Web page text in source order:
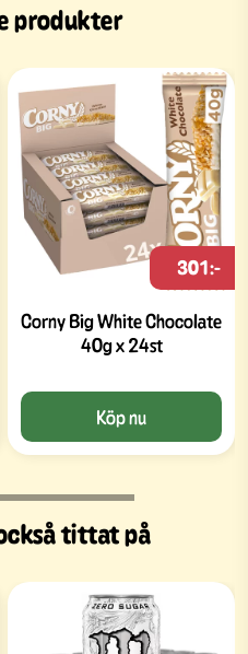
produkter
Corny Big White Chocolate
40g x 24st
301:-
Köp nu
tittat på